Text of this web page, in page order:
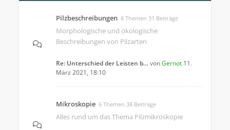
Pilzbeschreibungen 8 Themen 31 Beiträge
Morphologische und ökologische
Beschreibungen von Pilzarten
Re: Unterschied der Leisten b… vonGernot 11.
März 2021, 18:10
Mikroskopie 6 Themen 38 Beiträge
Alles rund um das Thema Pilzmikroskopie